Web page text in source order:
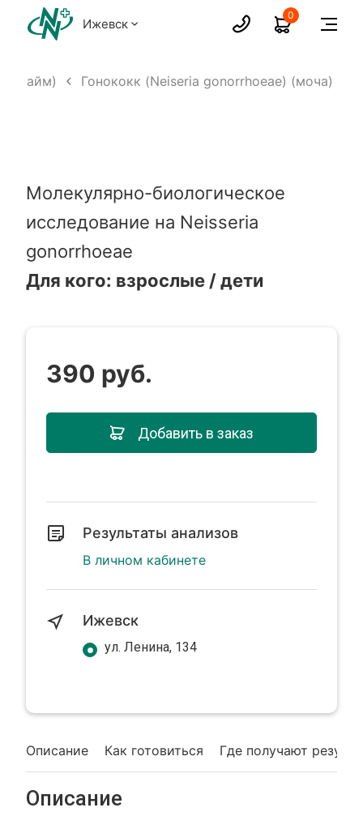
Ижевск
0
тайм) Гонококк (Neiseria gonorrhoeae) (моча)
Молекулярно-биологическое
исследование на Neisseria
gonorrhoeae
Для кого: взрослые / дети
Описание Как готовиться Где получают
Описание
390 руб.
Добавить в заказ
Результаты анализов
В личном кабинете
Ижевск
ул. Ленина, 134